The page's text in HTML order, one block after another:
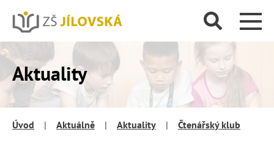
Aktuality
Úvod | Aktuálně | Aktuality | Čtenářský klub